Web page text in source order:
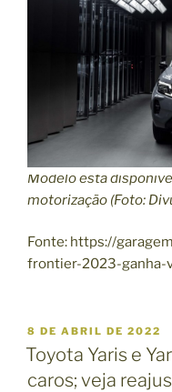
Modelo está
motorização (Foto:
Fonte: https://
frontier-2023-ganha-
P
U
B
L
8 DE ABRIL DE 2022
Toyota Yaris e
caros; veja